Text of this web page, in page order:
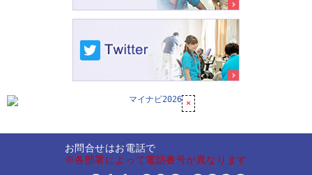
お問合せはお電話で
※各部署によって電話番号が異なります